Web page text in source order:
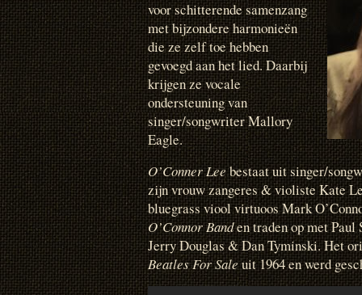
voor schitterende samenzang
met bijzondere harmonieën
die ze zelf toe hebben
gevoegd aan het lied. Daarbij
krijgen ze vocale
ondersteuning van
singer/songwriter Mallory
Eagle.
O’Conner Leebestaat uit singer/
zijn vrouw zangeres & violiste Kate
bluegrass viool virtuoos Mark
O’Connor Banden traden op met Paul
Jerry Douglas & Dan Tyminski. Het
Beatles For Saleuit 1964 en werd